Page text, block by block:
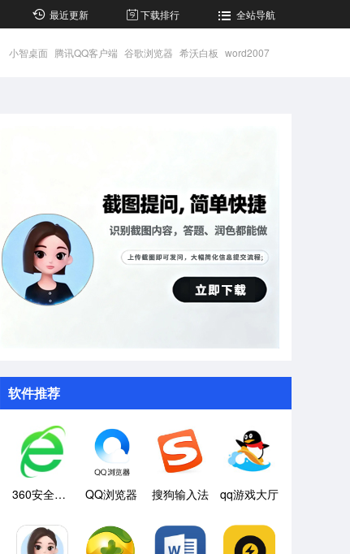
最近更新 下载排行 全站导航
小智桌面 腾讯QQ客户端 谷歌浏览器 希沃白板 word2007
软件推荐
360安全浏览器 QQ浏览器 搜狗输入法 qq游戏大厅